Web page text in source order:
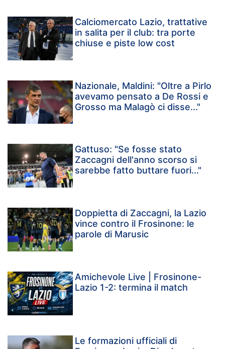
Calciomercato Lazio, trattative
in salita per il club: tra porte
chiuse e piste low cost
Nazionale, Maldini: "Oltre a Pirlo
avevamo pensato a De Rossi e
Grosso ma Malagò ci disse..."
Gattuso: "Se fosse stato
Zaccagni dell'anno scorso si
sarebbe fatto buttare fuori..."
Doppietta di Zaccagni, la Lazio
vince contro il Frosinone: le
parole di Marusic
Amichevole Live | Frosinone-
Lazio 1-2: termina il match
Le formazioni ufficiali di